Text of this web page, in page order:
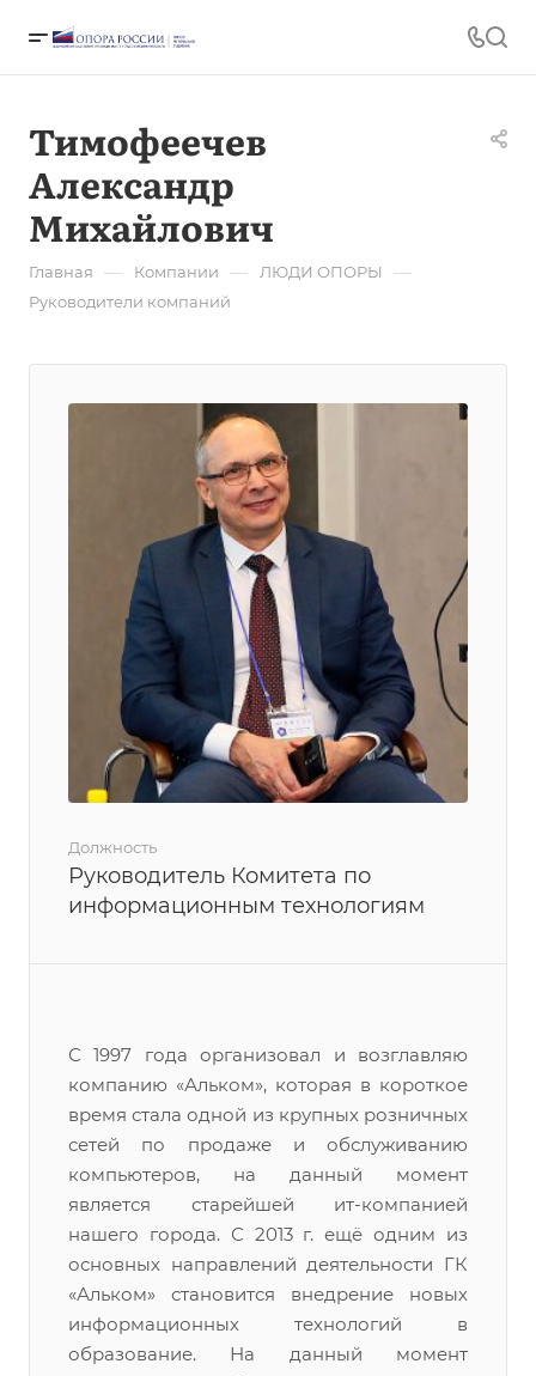
Тимофеечев
Александр
Михайлович
Главная — Компании — ЛЮДИ ОПОРЫ —
Руководители компаний
Должность
Руководитель Комитета по
информационным технологиям
С 1997 года организовал и возглавляю
компанию «Альком», которая в короткое
время стала одной из крупных розничных
сетей по продаже и обслуживанию
компьютеров, на данный момент
является старейшей ит-компанией
нашего города. С 2013 г. ещё одним из
основных направлений деятельности ГК
«Альком» становится внедрение новых
информационных технологий в
образование. На данный момент